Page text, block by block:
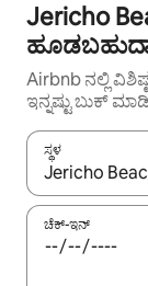
Jericho
Airbnb ನಲ್ಲಿ
ಇನ್ನಷ್ಟು ಬುಕ್
ಸ್ಥಳ
ಫಲಿತಾಂಶಗಳು
ಚೆಕ್-ಇನ್